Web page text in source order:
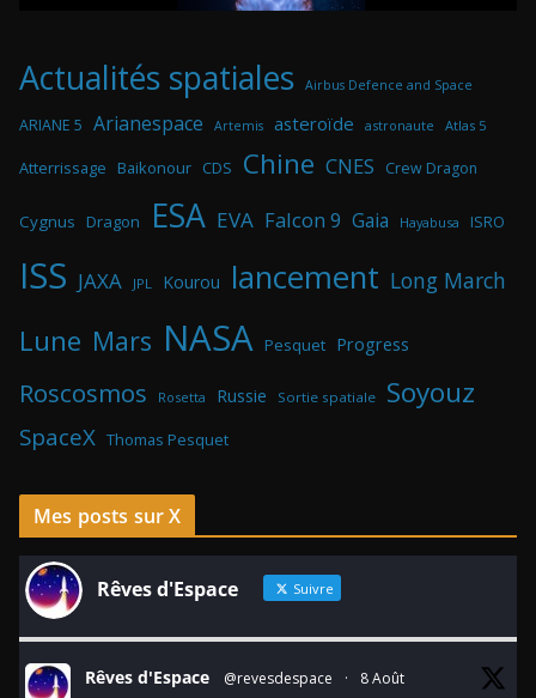
Actualités spatiales Airbus Defence and Space
ARIANE 5 Arianespace Artemis asteroïde astronaute Atlas 5
Atterrissage Baikonour CDS Chine CNES Crew Dragon
Cygnus Dragon ESA EVA Falcon 9 Gaia Hayabusa ISRO
ISS JAXA JPL Kourou lancement Long March
Lune Mars NASA Pesquet Progress
Roscosmos Rosetta Russie Sortie spatiale Soyouz
SpaceX Thomas Pesquet
Mes posts sur X
Rêves d'Espace Suivre
Rêves d'Espace @revesdespace · 8 Août